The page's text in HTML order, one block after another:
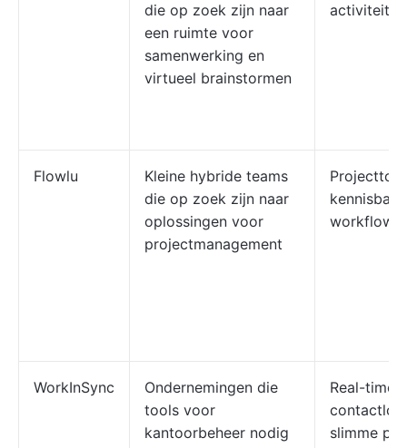
die op zoek zijn naar
een ruimte voor
samenwerking en
virtueel brainstormen
Flowlu
Kleine hybride teams
die op zoek zijn naar
oplossingen voor
projectmanagement
WorkInSync
Ondernemingen die
tools voor
kantoorbeheer nodig
Real-time
slimme